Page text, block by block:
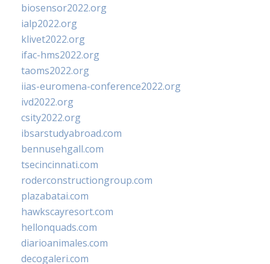
biosensor2022.org
ialp2022.org
klivet2022.org
ifac-hms2022.org
taoms2022.org
iias-euromena-conference2022.org
ivd2022.org
csity2022.org
ibsarstudyabroad.com
bennusehgall.com
tsecincinnati.com
roderconstructiongroup.com
plazabatai.com
hawkscayresort.com
hellonquads.com
diarioanimales.com
decogaleri.com